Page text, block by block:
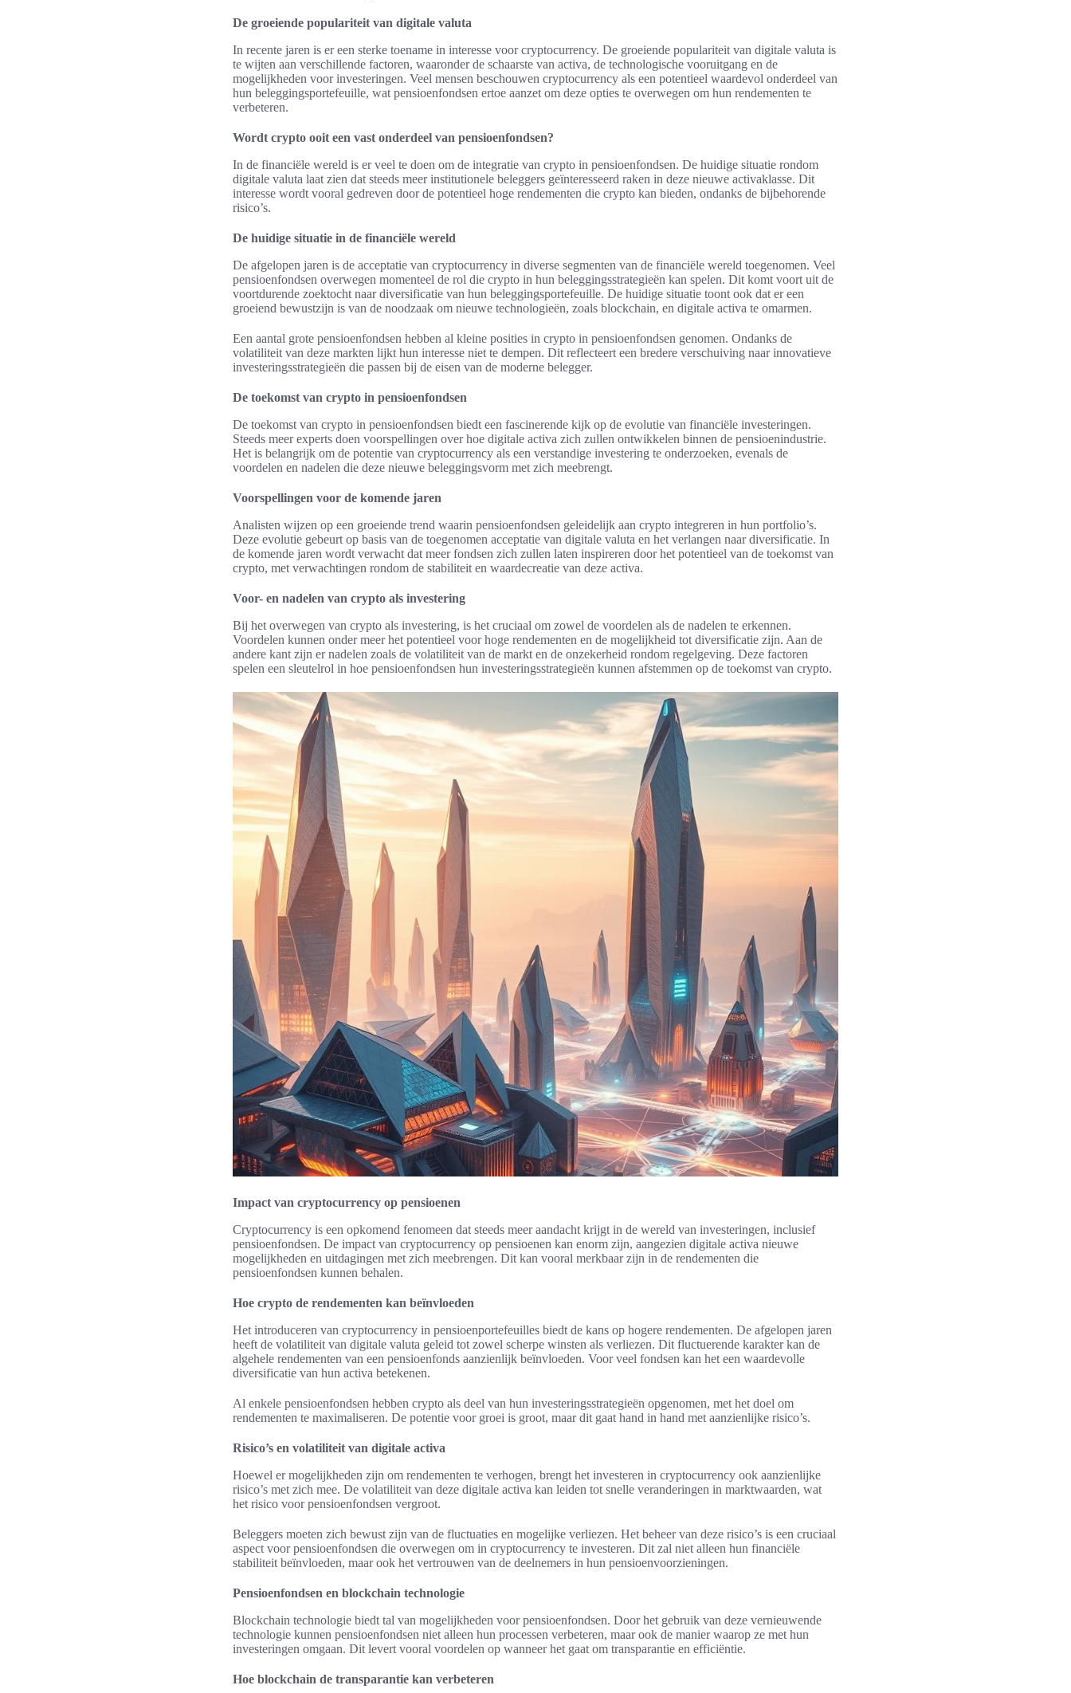
De groeiende populariteit van digitale valuta
In recente jaren is er een sterke toename in interesse voor cryptocurrency. De groeiende populariteit van digitale valuta is
te wijten aan verschillende factoren, waaronder de schaarste van activa, de technologische vooruitgang en de
mogelijkheden voor investeringen. Veel mensen beschouwen cryptocurrency als een potentieel waardevol onderdeel van
hun beleggingsportefeuille, wat pensioenfondsen ertoe aanzet om deze opties te overwegen om hun rendementen te
verbeteren.
Wordt crypto ooit een vast onderdeel van pensioenfondsen?
In de financiële wereld is er veel te doen om de integratie van crypto in pensioenfondsen. De huidige situatie rondom
digitale valuta laat zien dat steeds meer institutionele beleggers geïnteresseerd raken in deze nieuwe activaklasse. Dit
interesse wordt vooral gedreven door de potentieel hoge rendementen die crypto kan bieden, ondanks de bijbehorende
risico’s.
De huidige situatie in de financiële wereld
De afgelopen jaren is de acceptatie van cryptocurrency in diverse segmenten van de financiële wereld toegenomen. Veel
pensioenfondsen overwegen momenteel de rol die crypto in hun beleggingsstrategieën kan spelen. Dit komt voort uit de
voortdurende zoektocht naar diversificatie van hun beleggingsportefeuille. De huidige situatie toont ook dat er een
groeiend bewustzijn is van de noodzaak om nieuwe technologieën, zoals blockchain, en digitale activa te omarmen.
Een aantal grote pensioenfondsen hebben al kleine posities in crypto in pensioenfondsen genomen. Ondanks de
volatiliteit van deze markten lijkt hun interesse niet te dempen. Dit reflecteert een bredere verschuiving naar innovatieve
investeringsstrategieën die passen bij de eisen van de moderne belegger.
De toekomst van crypto in pensioenfondsen
De toekomst van crypto in pensioenfondsen biedt een fascinerende kijk op de evolutie van financiële investeringen.
Steeds meer experts doen voorspellingen over hoe digitale activa zich zullen ontwikkelen binnen de pensioenindustrie.
Het is belangrijk om de potentie van cryptocurrency als een verstandige investering te onderzoeken, evenals de
voordelen en nadelen die deze nieuwe beleggingsvorm met zich meebrengt.
Voorspellingen voor de komende jaren
Analisten wijzen op een groeiende trend waarin pensioenfondsen geleidelijk aan crypto integreren in hun portfolio’s.
Deze evolutie gebeurt op basis van de toegenomen acceptatie van digitale valuta en het verlangen naar diversificatie. In
de komende jaren wordt verwacht dat meer fondsen zich zullen laten inspireren door het potentieel van de toekomst van
crypto, met verwachtingen rondom de stabiliteit en waardecreatie van deze activa.
Voor- en nadelen van crypto als investering
Bij het overwegen van crypto als investering, is het cruciaal om zowel de voordelen als de nadelen te erkennen.
Voordelen kunnen onder meer het potentieel voor hoge rendementen en de mogelijkheid tot diversificatie zijn. Aan de
andere kant zijn er nadelen zoals de volatiliteit van de markt en de onzekerheid rondom regelgeving. Deze factoren
spelen een sleutelrol in hoe pensioenfondsen hun investeringsstrategieën kunnen afstemmen op de toekomst van crypto.
Impact van cryptocurrency op pensioenen
Cryptocurrency is een opkomend fenomeen dat steeds meer aandacht krijgt in de wereld van investeringen, inclusief
pensioenfondsen. De impact van cryptocurrency op pensioenen kan enorm zijn, aangezien digitale activa nieuwe
mogelijkheden en uitdagingen met zich meebrengen. Dit kan vooral merkbaar zijn in de rendementen die
pensioenfondsen kunnen behalen.
Hoe crypto de rendementen kan beïnvloeden
Het introduceren van cryptocurrency in pensioenportefeuilles biedt de kans op hogere rendementen. De afgelopen jaren
heeft de volatiliteit van digitale valuta geleid tot zowel scherpe winsten als verliezen. Dit fluctuerende karakter kan de
algehele rendementen van een pensioenfonds aanzienlijk beïnvloeden. Voor veel fondsen kan het een waardevolle
diversificatie van hun activa betekenen.
Al enkele pensioenfondsen hebben crypto als deel van hun investeringsstrategieën opgenomen, met het doel om
rendementen te maximaliseren. De potentie voor groei is groot, maar dit gaat hand in hand met aanzienlijke risico’s.
Risico’s en volatiliteit van digitale activa
Hoewel er mogelijkheden zijn om rendementen te verhogen, brengt het investeren in cryptocurrency ook aanzienlijke
risico’s met zich mee. De volatiliteit van deze digitale activa kan leiden tot snelle veranderingen in marktwaarden, wat
het risico voor pensioenfondsen vergroot.
Beleggers moeten zich bewust zijn van de fluctuaties en mogelijke verliezen. Het beheer van deze risico’s is een cruciaal
aspect voor pensioenfondsen die overwegen om in cryptocurrency te investeren. Dit zal niet alleen hun financiële
stabiliteit beïnvloeden, maar ook het vertrouwen van de deelnemers in hun pensioenvoorzieningen.
Pensioenfondsen en blockchain technologie
Blockchain technologie biedt tal van mogelijkheden voor pensioenfondsen. Door het gebruik van deze vernieuwende
technologie kunnen pensioenfondsen niet alleen hun processen verbeteren, maar ook de manier waarop ze met hun
investeringen omgaan. Dit levert vooral voordelen op wanneer het gaat om transparantie en efficiëntie.
Hoe blockchain de transparantie kan verbeteren